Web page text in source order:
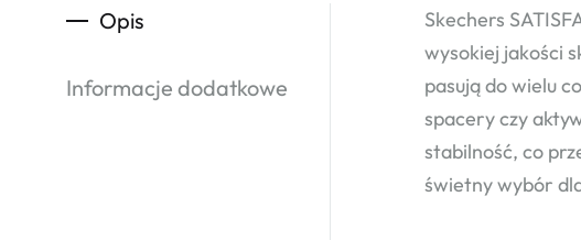
Opis
Informacje dodatkowe
Skechers
wysokiej jakości
pasują do wielu
spacery czy
stabilność, co
świetny wybór